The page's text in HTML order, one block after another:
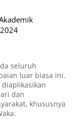
seluruh
luar biasa ini.
dan
khususnya